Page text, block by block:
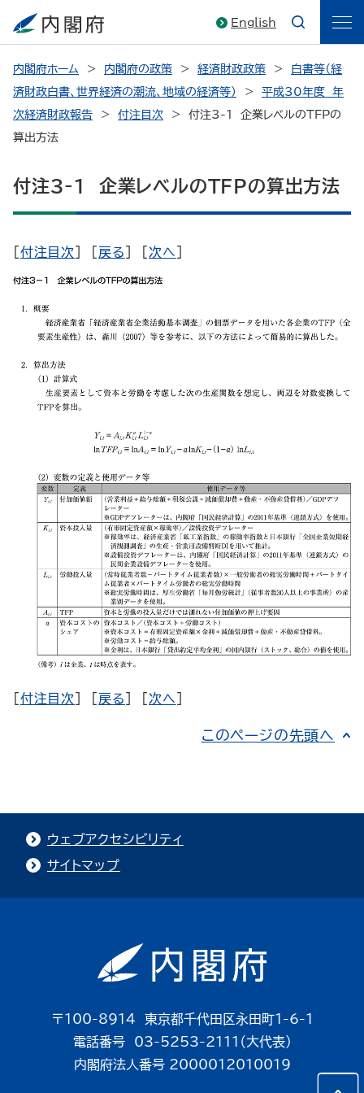
English
内閣府ホーム 内閣府の政策 経済財政政策
白書等（経
済財政白書、世界経済の潮流、地域の経済等）
平成30年度 年
次経済財政報告
付注目次
付注3-1 企業レベルのTFPの
算出方法
付注3-1 企業レベルのTFPの算出方法
付注目次 戻る ] [次へ
付注目次 戻る ] [次へ
このページの先頭へ
ウェブアクセシビリティ
サイトマップ
〒100-8914 東京都千代田区永田町1-6-1
電話番号 03-5253-2111（大代表）
内閣府法人番号 2000012010019